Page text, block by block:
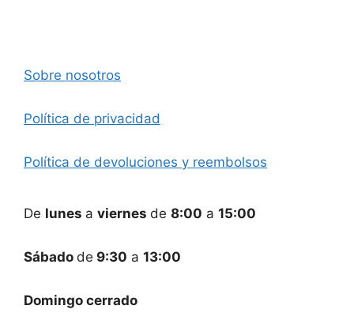
Sobre nosotros
Política de privacidad
Política de devoluciones y reembolsos
De lunes a viernes de 8:00 a 15:00
Sábado de 9:30 a 13:00
Domingo cerrado